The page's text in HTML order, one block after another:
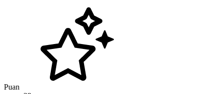
Puan